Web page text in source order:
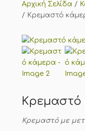
Αρχική Σελίδα /
/ Κρεμαστό
Κρεμαστό
Κρεμαστό με